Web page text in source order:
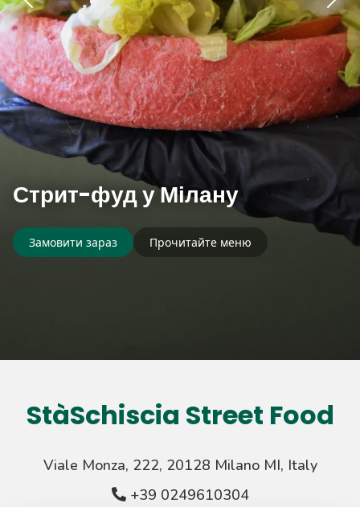
Стрит-фуд у Мілану
Замовити зараз Прочитайте меню
StàSchiscia Street Food
Viale Monza, 222, 20128 Milano MI, Italy
+39 0249610304